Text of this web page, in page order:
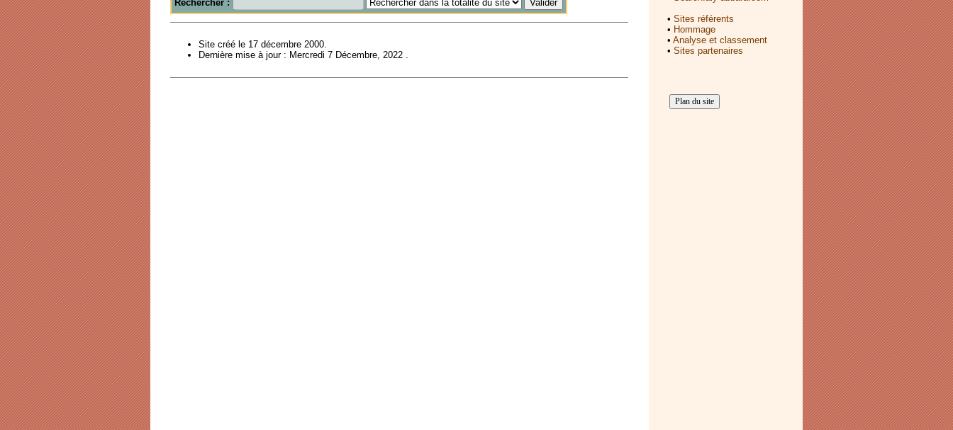
• Sites référents
• Hommage
• Analyse et classement
• Sites partenaires
Rechercher :
Site créé le 17 décembre 2000.
Dernière mise à jour : Mercredi 7 Décembre, 2022 .